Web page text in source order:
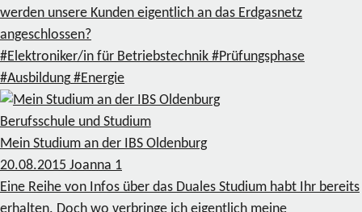
werden unsere Kunden eigentlich an das Erdgasnetz
angeschlossen?
#Elektroniker/in für Betriebstechnik #Prüfungsphase
#Ausbildung #Energie
Berufsschule und Studium
Mein Studium an der IBS Oldenburg
20.08.2015 Joanna 1
Eine Reihe von Infos über das Duales Studium habt Ihr bereits